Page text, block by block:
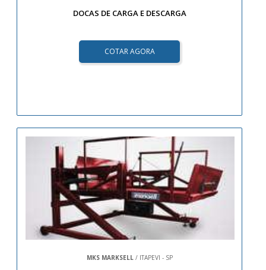
DOCAS DE CARGA E DESCARGA
COTAR AGORA
MKS MARKSELL/ ITAPEVI - SP